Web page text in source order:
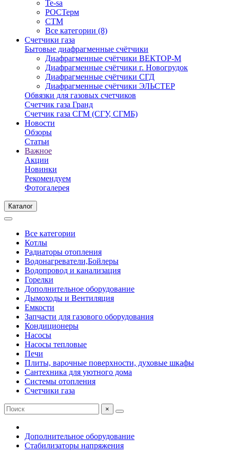
Te-sa
РОСТерм
СТМ
Все категории (8)
Счетчики газа
Бытовые диафрагменные счётчики
Диафрагменные счётчики ВЕКТОР-М
Диафрагменные счётчики г. Новогрудок
Диафрагменные счётчики СГД
Диафрагменные счётчики ЭЛЬСТЕР
Обвязки для газовых счетчиков
Счетчик газа Гранд
Счетчик газа СГМ (СГУ, СГМБ)
Новости
Обзоры
Статьи
Важное
Акции
Новинки
Рекомендуем
Фотогалерея
Каталог
Все категории
Котлы
Радиаторы отопления
Водонагреватели,Бойлеры
Водопровод и канализация
Горелки
Дополнительное оборудование
Дымоходы и Вентиляция
Емкости
Запчасти для газового оборудования
Кондиционеры
Насосы
Насосы тепловые
Печи
Плиты, варочные поверхности, духовые шкафы
Сантехника для уютного дома
Системы отопления
Счетчики газа
×
Дополнительное оборудование
Стабилизаторы напряжения